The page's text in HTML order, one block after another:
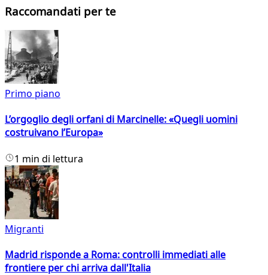
Raccomandati per te
Primo piano
L’orgoglio degli orfani di Marcinelle: «Quegli uomini
costruivano l’Europa»
1 min di lettura
Migranti
Madrid risponde a Roma: controlli immediati alle
frontiere per chi arriva dall'Italia